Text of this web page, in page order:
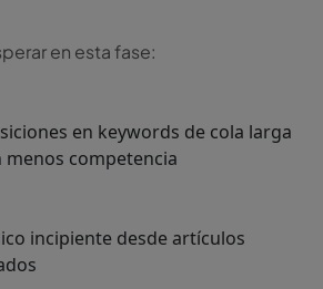
en esta fase:
en keywords de cola larga
menos competencia
incipiente desde artículos